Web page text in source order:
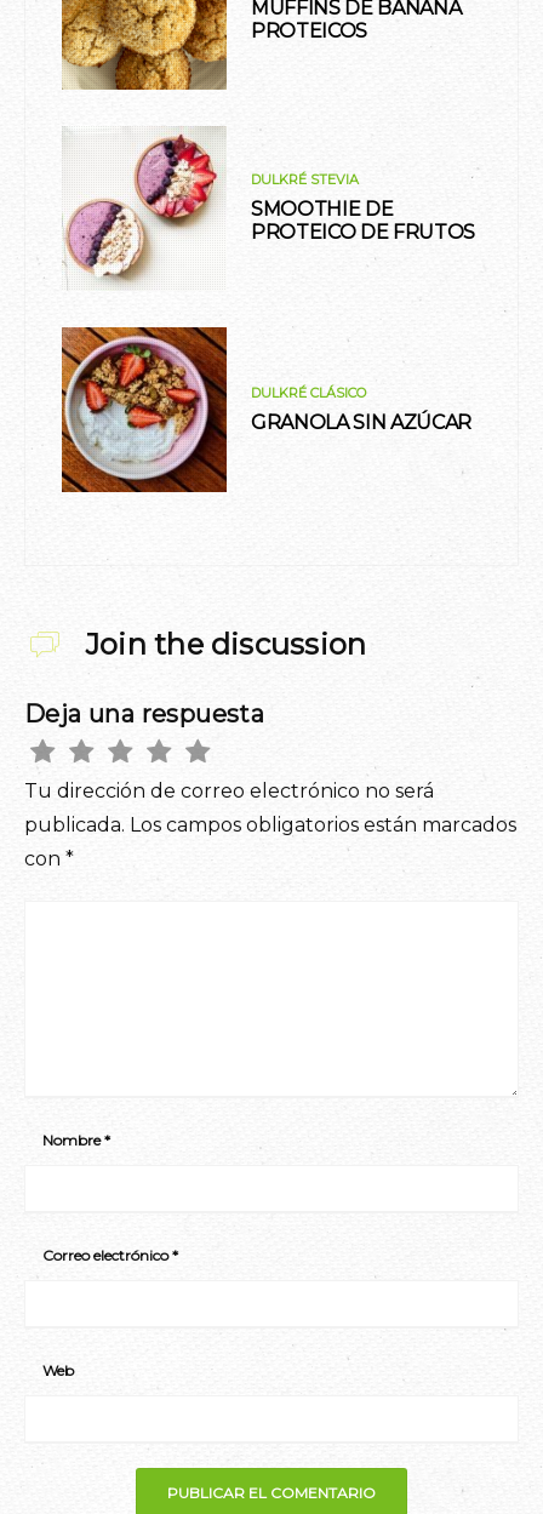
MUFFINS DE BANANA
PROTEICOS
DULKRÉ STEVIA
SMOOTHIE DE
PROTEICO DE FRUTOS
DULKRÉ CLÁSICO
GRANOLA SIN AZÚCAR
Join the discussion
Deja una respuesta
Tu dirección de correo electrónico no será
publicada. Los campos obligatorios están marcados
con *
Nombre*
Correo electrónico*
Web